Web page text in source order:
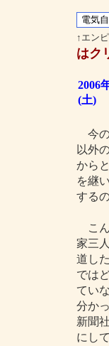
↑エン
はク
2006
(土)
今の
以外
から
を継
する
こん
家三
道し
では
てい
分か
新聞
にし